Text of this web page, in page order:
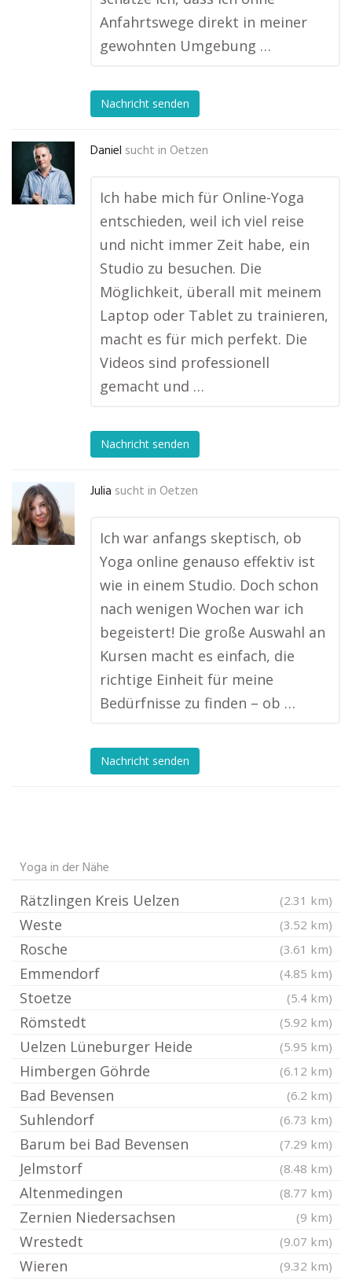
Anfahrtswege direkt in meiner
gewohnten Umgebung …
Nachricht senden
Daniel sucht in Oetzen
Ich habe mich für Online-Yoga
entschieden, weil ich viel reise
und nicht immer Zeit habe, ein
Studio zu besuchen. Die
Möglichkeit, überall mit meinem
Laptop oder Tablet zu trainieren,
macht es für mich perfekt. Die
Videos sind professionell
gemacht und …
Nachricht senden
Julia sucht in Oetzen
Ich war anfangs skeptisch, ob
Yoga online genauso effektiv ist
wie in einem Studio. Doch schon
nach wenigen Wochen war ich
begeistert! Die große Auswahl an
Kursen macht es einfach, die
richtige Einheit für meine
Bedürfnisse zu finden – ob …
Nachricht senden
Yoga in der Nähe
Rätzlingen Kreis Uelzen (2.31 km)
Weste (3.52 km)
Rosche (3.61 km)
Emmendorf (4.85 km)
Stoetze (5.4 km)
Römstedt (5.92 km)
Uelzen Lüneburger Heide (5.95 km)
Himbergen Göhrde (6.12 km)
Bad Bevensen (6.2 km)
Suhlendorf (6.73 km)
Barum bei Bad Bevensen (7.29 km)
Jelmstorf (8.48 km)
Altenmedingen (8.77 km)
Zernien Niedersachsen (9 km)
Wrestedt (9.07 km)
Wieren (9.32 km)